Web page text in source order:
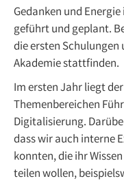
Gedanken und
geführt und geplant.
die ersten Schulungen
Akademie stattfinden.
Im ersten Jahr liegt
Themenbereichen
Digitalisierung.
dass wir auch interne
konnten, die ihr
teilen wollen,